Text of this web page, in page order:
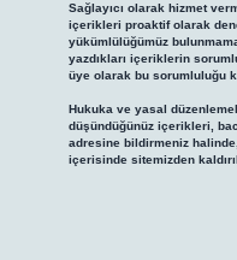
Sağlayıcı olarak hizmet
içerikleri proaktif olarak
yükümlülüğümüz
yazdıkları içeriklerin
üye olarak bu sorumluluğu
Hukuka ve yasal
düşündüğünüz içerikleri,
adresine bildirmeniz
içerisinde sitemizden